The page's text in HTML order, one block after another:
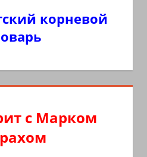
корневой
с Марком